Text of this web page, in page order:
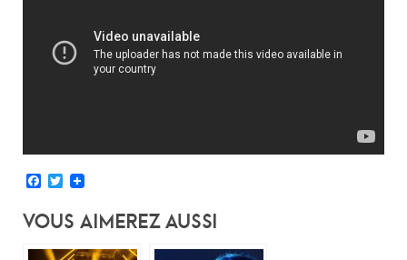
Facebook
Twitter
Vous Aimerez Aussi